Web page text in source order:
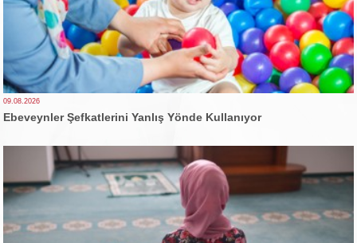
09.08.2026
Ebeveynler Şefkatlerini Yanlış Yönde Kullanıyor